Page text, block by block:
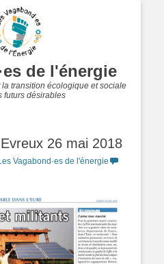
de l'énergie
transition écologique et sociale
futurs désirables
26 mai 2018
Vagabond·es de l'énergie